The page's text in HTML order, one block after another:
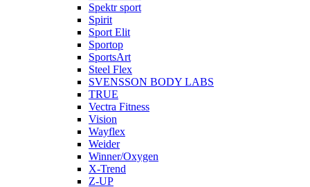
Spektr sport
Spirit
Sport Elit
Sportop
SportsArt
Steel Flex
SVENSSON BODY LABS
TRUE
Vectra Fitness
Vision
Wayflex
Weider
Winner/Oxygen
X-Trend
Z-UP